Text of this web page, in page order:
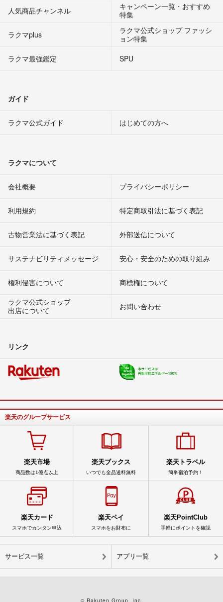
人気商品チャンネル
キャンペーン一覧・おすすめ
特集
ラクマplus
ラクマ公式ショップ ファッシ
ョン特集
ラクマ最強鑑定
SPU
ガイド
ラクマ公式ガイド はじめての方へ
ラクマについて
会社概要 プライバシーポリシー
利用規約 特定商取引法に基づく表記
古物営業法に基づく表記 外部送信について
サステナビリティメッセージ 安心・安全のための取り組み
権利侵害について
商標権について
ラクマ公式ショップ
出店について
お問い合わせ
リンク
楽天のグループサービス
楽天市場
商品数は1億点以上
楽天ブックス
いつでも全品送料無料
楽天トラベル
簡単宿泊予約！
楽天カード
スマホでカンタン申込
楽天ペイ
スマホをお財布に
楽天PointClub
手軽にポイントを確認
サービス一覧 アプリ一覧
© Rakuten Group, Inc.